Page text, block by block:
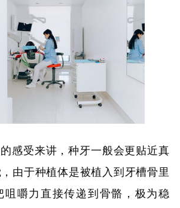
感受来讲，种牙一般会更贴近真
由于种植体是被植入到牙槽骨里
咀嚼力直接传递到骨骼，极为稳